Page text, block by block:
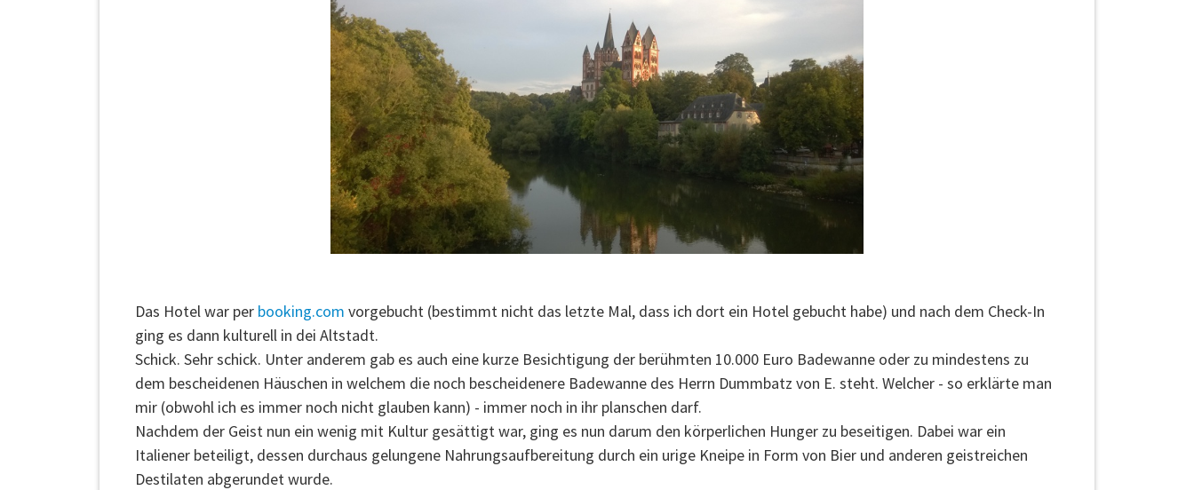
Das Hotel war per booking.com vorgebucht (bestimmt nicht das letzte Mal, dass ich dort ein Hotel gebucht habe) und nach dem Check-In
ging es dann kulturell in dei Altstadt.
Schick. Sehr schick. Unter anderem gab es auch eine kurze Besichtigung der berühmten 10.000 Euro Badewanne oder zu mindestens zu
dem bescheidenen Häuschen in welchem die noch bescheidenere Badewanne des Herrn Dummbatz von E. steht. Welcher - so erklärte man
mir (obwohl ich es immer noch nicht glauben kann) - immer noch in ihr planschen darf.
Nachdem der Geist nun ein wenig mit Kultur gesättigt war, ging es nun darum den körperlichen Hunger zu beseitigen. Dabei war ein
Italiener beteiligt, dessen durchaus gelungene Nahrungsaufbereitung durch ein urige Kneipe in Form von Bier und anderen geistreichen
Destilaten abgerundet wurde.